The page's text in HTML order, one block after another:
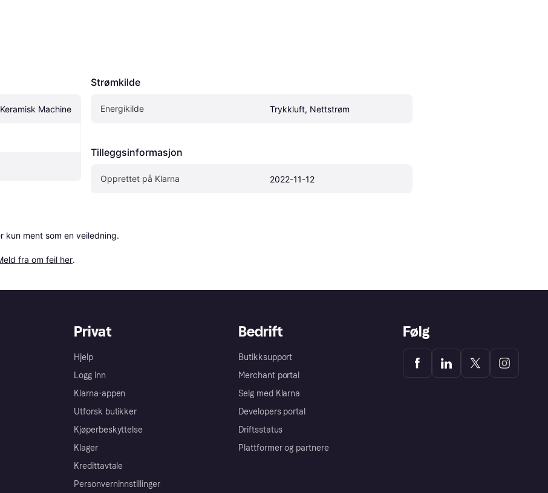
Machine
Strømkilde
Energikilde Trykkluft, Nettstrøm
Tilleggsinformasjon
Opprettet på Klarna 2022-11-12
kun ment som en veiledning.
fra om feil her.
Privat
Hjelp
Logg inn
Klarna-appen
Utforsk butikker
Kjøperbeskyttelse
Klager
Kredittavtale
Personverninnstillinger
Bedrift
Butikksupport
Merchant portal
Selg med Klarna
Developers portal
Driftsstatus
Plattformer og partnere
Følg